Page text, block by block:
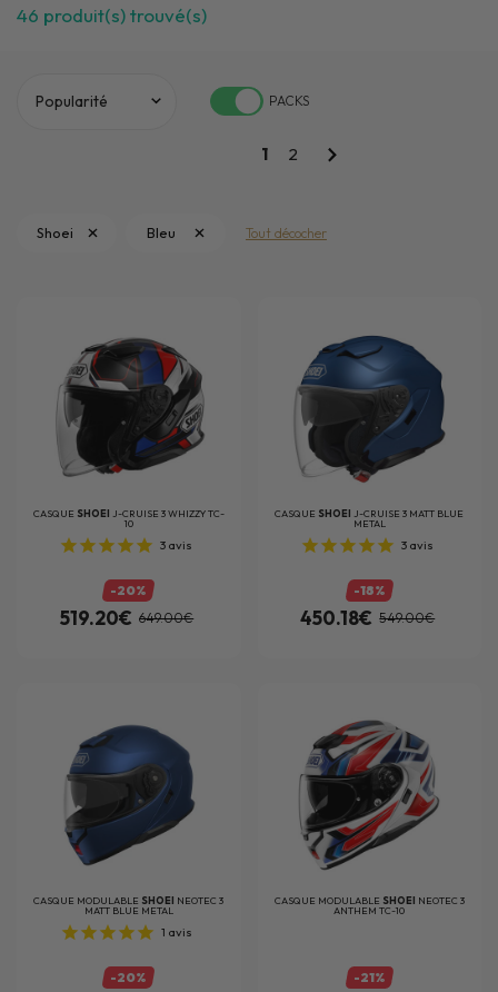
46 produit(s) trouvé(s)
PACKS
1 2
Shoei Bleu Tout décocher
CASQUE SHOEI J-CRUISE 3 WHIZZY TC-
10
3 avis
-20%
519.20€ 649.00€
CASQUE SHOEIJ-CRUISE 3 MATT BLUE
METAL
3avis
-18%
450.18€ 549.00€
CASQUE MODULABLE SHOEI NEOTEC 3
MATT BLUE METAL
1 avis
-20%
CASQUE MODULABLE SHOEI NEOTEC 3
ANTHEM TC-10
-21%